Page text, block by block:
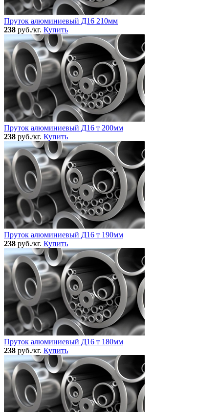
Пруток алюминиевый Д16 210мм
238 руб./кг. Купить
Пруток алюминиевый Д16 т 200мм
238 руб./кг. Купить
Пруток алюминиевый Д16 т 190мм
238 руб./кг. Купить
Пруток алюминиевый Д16 т 180мм
238 руб./кг. Купить